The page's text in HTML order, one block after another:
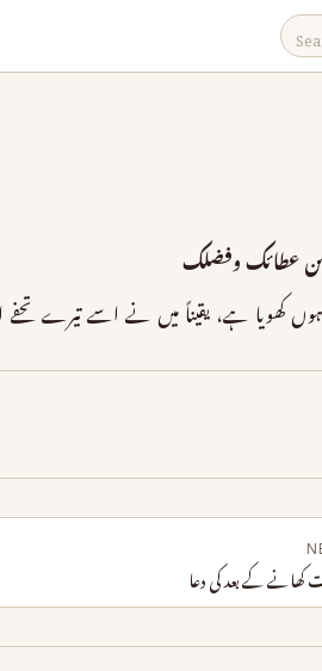
من عطائك وفضلك
کھویا ہے، یقیناً میں نے اسے تیرے
کے بعد کی دعا